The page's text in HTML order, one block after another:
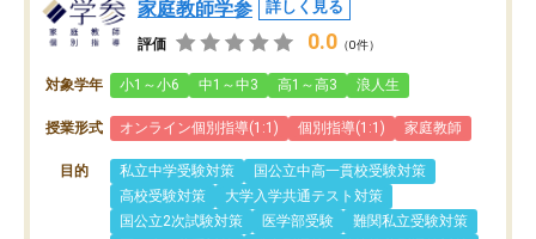
家庭教師学参 詳しく見る
評価 0.0 （0件）
対象学年 小1～小6 中1～中3 高1～高3 浪人生
授業形式 オンライン個別指導(1:1) 個別指導(1:1) 家庭教師
目的 私立中学受験対策
国公立中高一貫校受験対策
高校受験対策
大学入学共通テスト対策
国公立2次試験対策
医学部受験
難関私立受験対策